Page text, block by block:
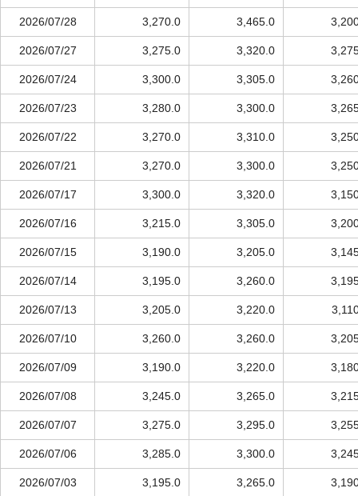
2026/07/28 3,270.0 3,465.0
2026/07/27 3,275.0 3,320.0
2026/07/24 3,300.0 3,305.0
2026/07/23 3,280.0 3,300.0
2026/07/22 3,270.0 3,310.0
2026/07/21 3,270.0 3,300.0
2026/07/17 3,300.0 3,320.0
2026/07/16 3,215.0 3,305.0
2026/07/15 3,190.0 3,205.0
2026/07/14 3,195.0 3,260.0
2026/07/13 3,205.0 3,220.0
2026/07/10 3,260.0 3,260.0
2026/07/09 3,190.0 3,220.0
2026/07/08 3,245.0 3,265.0
2026/07/07 3,275.0 3,295.0
2026/07/06 3,285.0 3,300.0
2026/07/03 3,195.0 3,265.0